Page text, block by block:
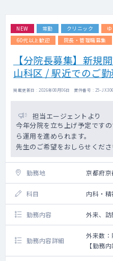
NEW 常勤 クリニック
60代以上歓迎
院長・管理職募集
【分院長募集】新規
山科区 / 駅近でのご
掲載更新日 : 2026年08月06日 案件番号 : 25-
担当エージェントより
今年分院を立ち上げ予定です
ら運用を進められます。
先生のご希望をおしらせくださ
勤務地 京都府
科目 内科・
勤務内容 外来、
勤務内容詳細
外来数
【勤務
午前：